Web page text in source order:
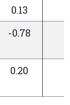
0.13
-0.78
0.20